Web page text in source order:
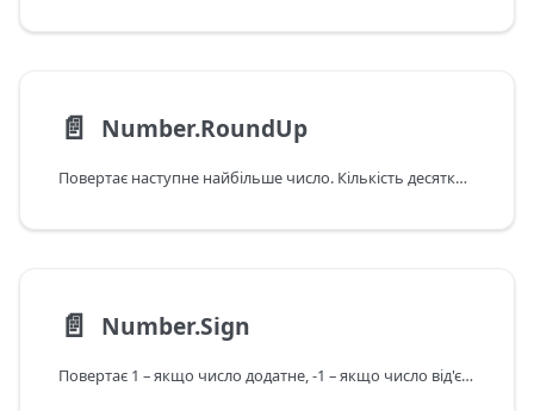
📄️ Number.RoundUp
Повертає наступне найбільше число. Кількість десяткових знаків можна вказувати.
📄️ Number.Sign
Повертає 1 – якщо число додатне, -1 – якщо число від'ємне, і 0 – якщо число нуль.